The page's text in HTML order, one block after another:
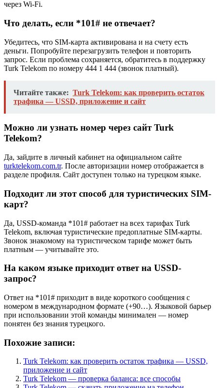
через Wi-Fi.
Что делать, если *101# не отвечает?
Убедитесь, что SIM-карта активирована и на счету есть
деньги. Попробуйте перезагрузить телефон и повторить
запрос. Если проблема сохраняется, обратитесь в поддержку
Turk Telekom по номеру 444 1 444 (звонок платный).
Читайте также: Turk Telekom: как проверить остаток
трафика — USSD, приложение и сайт
Можно ли узнать номер через сайт Turk
Telekom?
Да, зайдите в личный кабинет на официальном сайте
turktelekom.com.tr. После авторизации номер отображается в
разделе профиля. Сайт доступен только на турецком языке.
Подходит ли этот способ для туристических SIM-
карт?
Да, USSD-команда *101# работает на всех тарифах Turk
Telekom, включая туристические предоплатные SIM-карты.
Звонок знакомому на туристическом тарифе может быть
платным — учитывайте это.
На каком языке приходит ответ на USSD-
запрос?
Ответ на *101# приходит в виде короткого сообщения с
номером в международном формате (+90…). Языковой барьер
при использовании этой команды минимален — номер
понятен без знания турецкого.
Похожие записи:
Turk Telekom: как проверить остаток трафика — USSD,
приложение и сайт
Turk Telekom — проверка баланса: все способы